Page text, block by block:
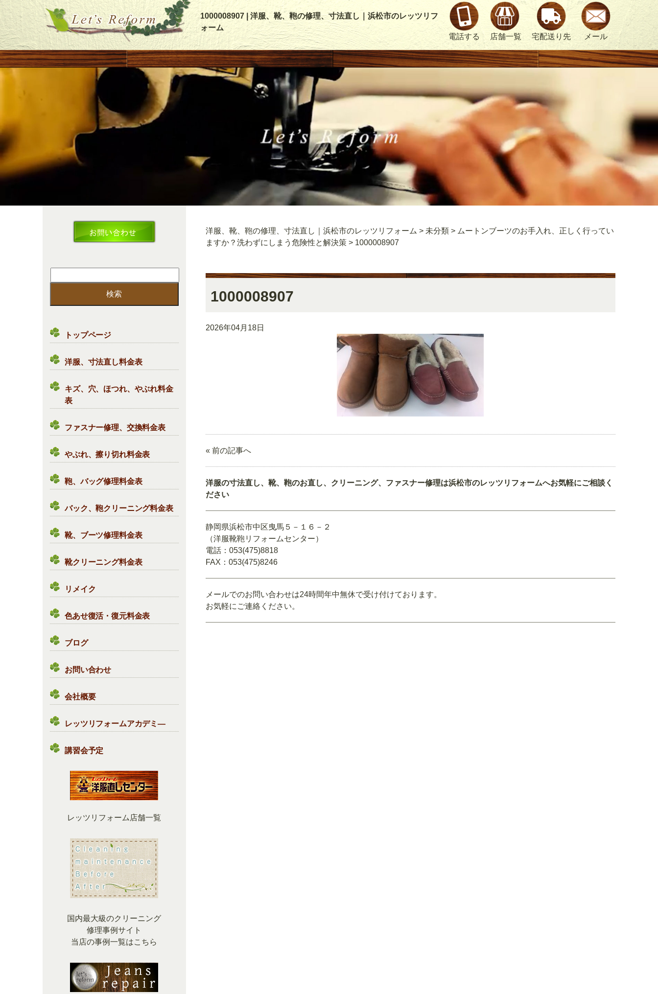
1000008907 | 洋服、靴、鞄の修理、寸法直し｜浜松市のレッツリフ
ォーム
電話する
店舗一覧 宅配送り先 メール
索:
トップページ
洋服、寸法直し料金表
キズ、穴、ほつれ、やぶれ料金
表
ファスナー修理、交換料金表
やぶれ、擦り切れ料金表
鞄、バッグ修理料金表
バック、鞄クリーニング料金表
靴、ブーツ修理料金表
靴クリーニング料金表
リメイク
色あせ復活・復元料金表
ブログ
お問い合わせ
会社概要
レッツリフォームアカデミ―
講習会予定
レッツリフォーム店舗一覧
国内最大級のクリーニング
修理事例サイト
当店の事例一覧はこちら
洋服、靴、鞄の修理、寸法直し｜浜松市のレッツリフォーム > 未分類> ムートンブーツのお手入れ、正しく行ってい
ますか？洗わずにしまう危険性と解決策> 1000008907
1000008907
2026年04月18日
« 前の記事へ
洋服の寸法直し、靴、鞄のお直し、クリーニング、ファスナー修理は浜松市のレッツリフォームへお気軽にご相談く
ださい
静岡県浜松市中区曳馬５－１６－２
（洋服靴鞄リフォームセンター）
電話：053(475)8818
FAX：053(475)8246
メールでのお問い合わせは24時間年中無休で受け付けております。
お気軽にご連絡ください。